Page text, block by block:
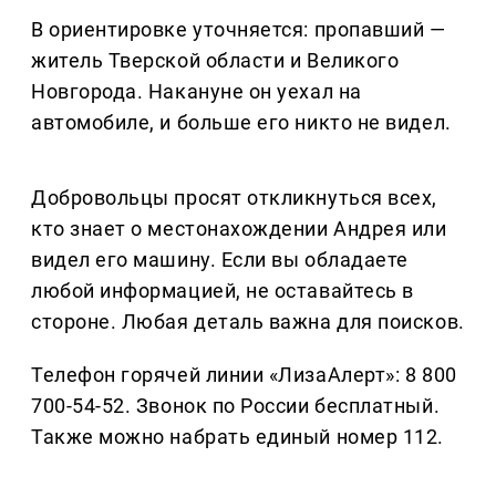
В ориентировке уточняется: пропавший —
житель Тверской области и Великого
Новгорода. Накануне он уехал на
автомобиле, и больше его никто не видел.
Добровольцы просят откликнуться всех,
кто знает о местонахождении Андрея или
видел его машину. Если вы обладаете
любой информацией, не оставайтесь в
стороне. Любая деталь важна для поисков.
Телефон горячей линии «ЛизаАлерт»: 8 800
700-54-52. Звонок по России бесплатный.
Также можно набрать единый номер 112.